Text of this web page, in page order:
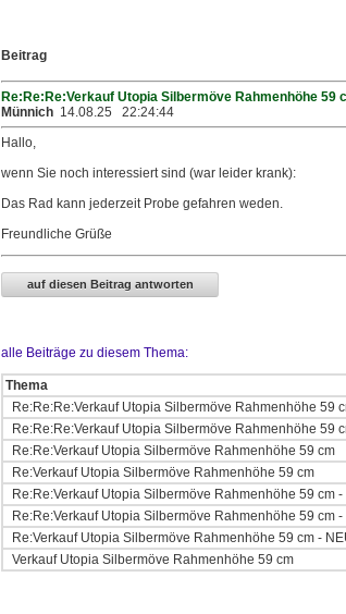
Beitrag
Re:Re:Re:Verkauf Utopia Silbermöve Rahmenhöhe 59
Münnich 14.08.25 22:24:44
Hallo,
wenn Sie noch interessiert sind (war leider krank):
Das Rad kann jederzeit Probe gefahren weden.
Freundliche Grüße
alle Beiträge zu diesem Thema:
Thema
Re:Re:Re:Verkauf Utopia Silbermöve Rahmenhöhe 59
Re:Re:Re:Verkauf Utopia Silbermöve Rahmenhöhe 59
Re:Re:Verkauf Utopia Silbermöve Rahmenhöhe 59 cm
Re:Verkauf Utopia Silbermöve Rahmenhöhe 59 cm
Re:Re:Verkauf Utopia Silbermöve Rahmenhöhe 59 cm
Re:Re:Verkauf Utopia Silbermöve Rahmenhöhe 59 cm
Re:Verkauf Utopia Silbermöve Rahmenhöhe 59 cm -
Verkauf Utopia Silbermöve Rahmenhöhe 59 cm